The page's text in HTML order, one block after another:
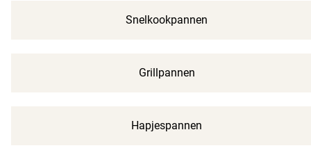
Snelkookpannen
Grillpannen
Hapjespannen